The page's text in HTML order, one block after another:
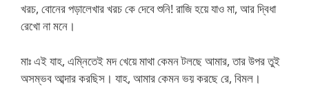
খরচ, বোনের পড়ালেখার খরচ কে দেবে শুনি! রাজি হয়ে যাও মা, আর দ্বিধা
রেখো না মনে।
মাঃ এই যাহ, এম্নিতেই মদ খেয়ে মাথা কেমন টলছে আমার, তার উপর তুই
অসম্ভব আব্দার করছিস। যাহ, আমার কেমন ভয় করছে রে, বিমল।